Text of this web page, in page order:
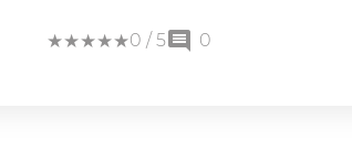
★★
★★
★★
★★
★★
0 / 5 0